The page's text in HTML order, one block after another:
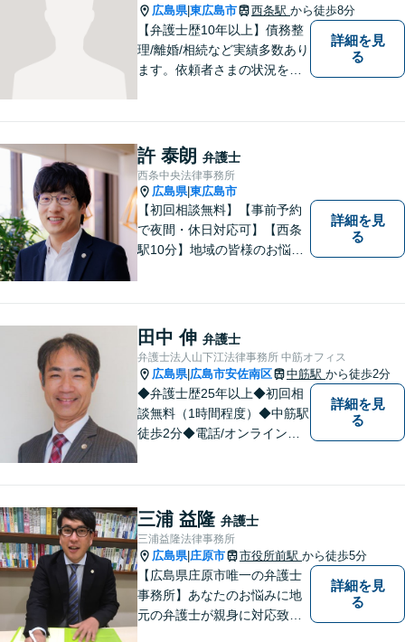
に寄り添い、丁寧にお応えし
ます。
広島県|東広島市 西条駅 から徒歩8分
【弁護士歴10年以上】債務整
理/離婚/相続など実績多数あり
ます。依頼者さまの状況を十
ります。【ＪＲ「西条駅」か
ら8分】【駐車場あり】
詳細を見
る
許 泰朗 弁護士
西条中央法律事務所
広島県|東広島市
【初回相談無料】【事前予約
で夜間・休日対応可】【西条
駅10分】地域の皆様のお悩み
相続など、お一人で抱えず是
非ご相談にいらしてくださ
い。
詳細を見
る
田中 伸 弁護士
弁護士法人山下江法律事務所 中筋オフィス
広島県| 広島市安佐南区 中筋駅 から徒歩2分
◆弁護士歴25年以上◆初回相
談無料（1時間程度）◆中筋駅
徒歩2分◆電話/オンライン相
地域の皆様に寄り添い、地域
密着型の法律事務所としてよ
り身近な法的サービスを提供
します。
詳細を見
る
三浦 益隆 弁護士
三浦益隆法律事務所
広島県| 庄原市 市役所前駅 から徒歩5分
【広島県庄原市唯一の弁護士
事務所】あなたのお悩みに地
元の弁護士が親身に対応致し
詳細を見
る